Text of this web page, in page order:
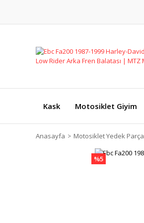
Kask Motosiklet Giyim
Anasayfa Motosiklet Yedek Parça
%5